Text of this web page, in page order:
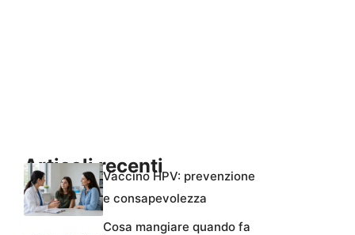
Articoli recentiVaccino HPV: prevenzione
e consapevolezza
Cosa mangiare quando fa